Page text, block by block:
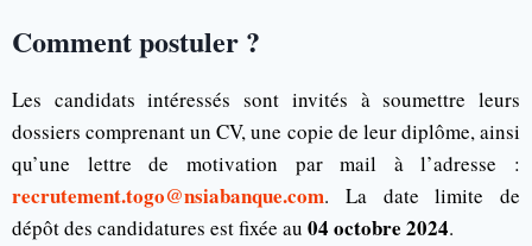
Comment postuler ?
Les candidats intéressés sont invités à soumettre leurs
dossiers comprenant un CV, une copie de leur diplôme, ainsi
qu’une lettre de motivation par mail à l’adresse :
recrutement.togo@nsiabanque.com. La date limite de
dépôt des candidatures est fixée au 04 octobre 2024.